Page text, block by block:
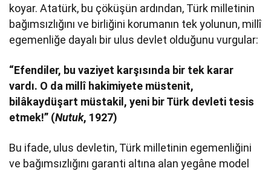
koyar. Atatürk, bu çöküşün ardından, Türk milletinin
bağımsızlığını ve birliğini korumanın tek yolunun, millî
egemenliğe dayalı bir ulus devlet olduğunu vurgular:
“Efendiler, bu vaziyet karşısında bir tek karar
vardı. O da millî hakimiyete müstenit,
bilâkaydüşart müstakil, yeni bir Türk devleti tesis
etmek!” (Nutuk, 1927)
Bu ifade, ulus devletin, Türk milletinin egemenliğini
ve bağımsızlığını garanti altına alan yegâne model